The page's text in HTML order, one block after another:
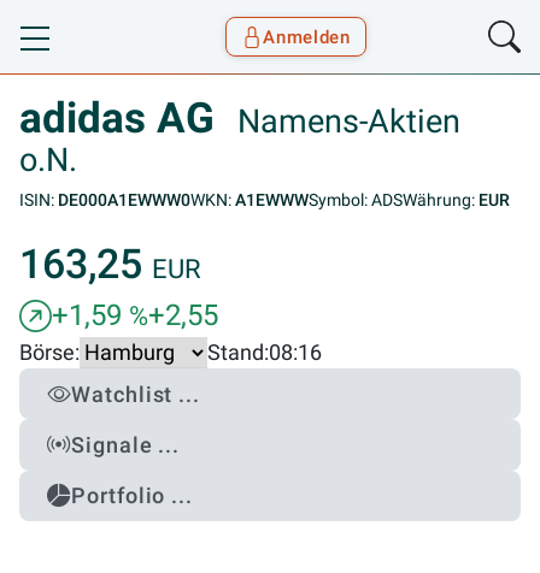
Toggle navigation
Anmelden
adidas AG
Namens-Aktien
o.N.
ISIN: DE000A1EWWW0WKN:A1EWWWSymbol: ADSWährung: EUR
163,25 EUR
+1,59 %+2,55
Börse: Stand:08:16
Watchlist ...
Signale ...
Portfolio ...